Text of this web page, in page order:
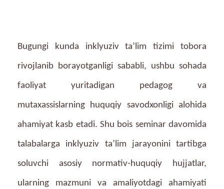
Bugungi kunda inklyuziv ta’lim tizimi tobora
rivojlanib borayotganligi sababli, ushbu sohada
faoliyat yuritadigan pedagog va
mutaxassislarning huquqiy savodxonligi alohida
ahamiyat kasb etadi. Shu bois seminar davomida
talabalarga inklyuziv ta’lim jarayonini tartibga
soluvchi asosiy normativ-huquqiy hujjatlar,
ularning mazmuni va amaliyotdagi ahamiyati